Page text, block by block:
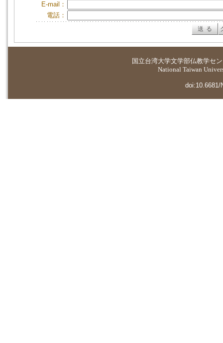
E-mail：
電話：
国立台湾大学文学部仏教学セ
National Taiwan
doi:10.6681/